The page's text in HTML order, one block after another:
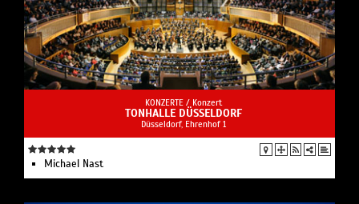
KONZERTE / Konzert
TONHALLE DÜSSELDORF
Düsseldorf, Ehrenhof 1
Michael Nast